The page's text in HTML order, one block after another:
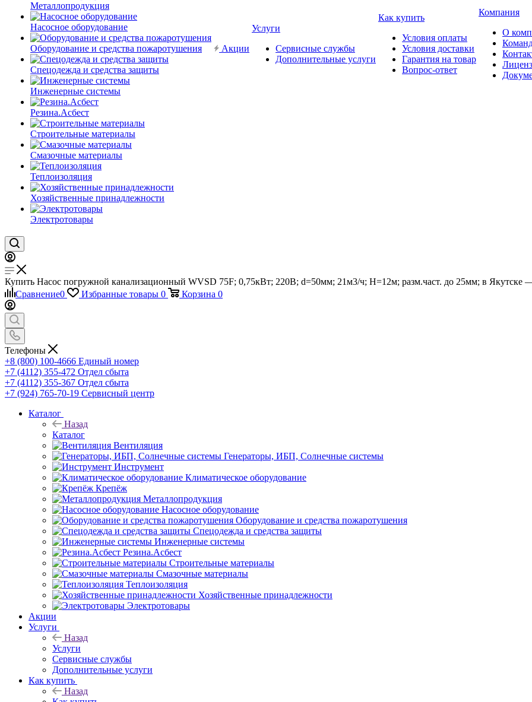
Металлопродукция
Насосное оборудование
Оборудование и средства пожаротушения
Спецодежда и средства защиты
Инженерные системы
Резина.Асбест
Строительные материалы
Смазочные материалы
Теплоизоляция
Хозяйственные принадлежности
Электротовары
Акции
Услуги
Сервисные службы
Дополнительные услуги
Как купить
Условия оплаты
Условия доставки
Гарантия на товар
Вопрос-ответ
Компания
О
Купить Насос погружной канализационный WVSD 75F; 0,75кВт; 220В; d=50мм; 21м3/ч; Н=12м; разм.част. до 25мм; в Якутске —
Сравнение0 Избранные товары 0 Корзина 0
Телефоны
+8 (800) 100-4666 Единый номер
+7 (4112) 355-472 Отдел сбыта
+7 (4112) 355-367 Отдел сбыта
+7 (924) 765-70-19 Сервисный центр
Каталог
Назад
Каталог
Вентиляция
Генераторы, ИБП, Солнечные системы
Инструмент
Климатическое оборудование
Крепёж
Металлопродукция
Насосное оборудование
Оборудование и средства пожаротушения
Спецодежда и средства защиты
Инженерные системы
Резина.Асбест
Строительные материалы
Смазочные материалы
Теплоизоляция
Хозяйственные принадлежности
Электротовары
Акции
Услуги
Назад
Услуги
Сервисные службы
Дополнительные услуги
Как купить
Назад